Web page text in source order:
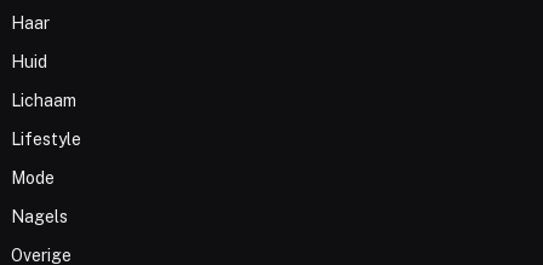
Haar
Huid
Lichaam
Lifestyle
Mode
Nagels
Overige